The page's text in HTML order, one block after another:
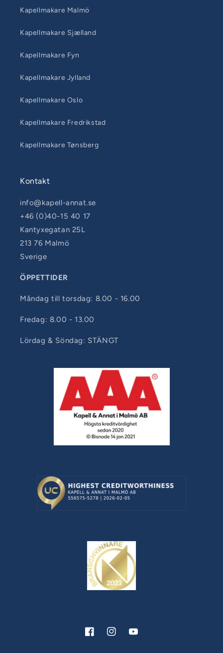
Kapellmakare Malmö
Kapellmakare Sjælland
Kapellmakare Fyn
Kapellmakare Jylland
Kapellmakare Oslo
Kapellmakare Fredrikstad
Kapellmakare Tønsberg
Kontakt
info@kapell-annat.se
+46 (0)40-15 40 17
Kantyxegatan 25L
213 76 Malmö
Sverige
ÖPPETTIDER
Måndag till torsdag: 8.00 - 16.00
Fredag: 8.00 - 13.00
Lördag & Söndag: STÄNGT
FacebookInstagramYouTube